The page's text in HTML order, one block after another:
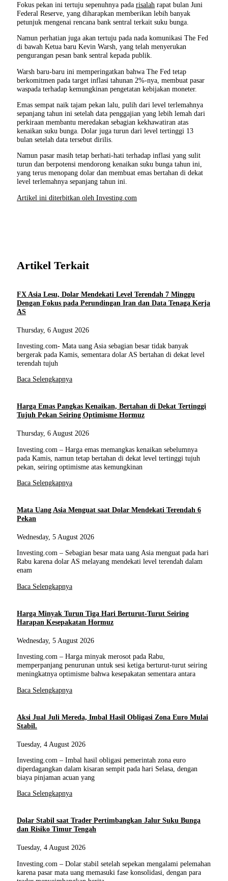
Fokus pekan ini tertuju sepenuhnya padarisalah rapat bulan Juni
Federal Reserve, yang diharapkan memberikan lebih banyak
petunjuk mengenai rencana bank sentral terkait suku bunga.
Namun perhatian juga akan tertuju pada nada komunikasi The Fed
di bawah Ketua baru Kevin Warsh, yang telah menyerukan
pengurangan pesan bank sentral kepada publik.
Warsh baru-baru ini memperingatkan bahwa The Fed tetap
berkomitmen pada target inflasi tahunan 2%-nya, membuat pasar
waspada terhadap kemungkinan pengetatan kebijakan moneter.
Emas sempat naik tajam pekan lalu, pulih dari level terlemahnya
sepanjang tahun ini setelah data penggajian yang lebih lemah dari
perkiraan membantu meredakan sebagian kekhawatiran atas
kenaikan suku bunga. Dolar juga turun dari level tertinggi 13
bulan setelah data tersebut dirilis.
Namun pasar masih tetap berhati-hati terhadap inflasi yang sulit
turun dan berpotensi mendorong kenaikan suku bunga tahun ini,
yang terus menopang dolar dan membuat emas bertahan di dekat
level terlemahnya sepanjang tahun ini.
Artikel ini diterbitkan oleh Investing.com
Artikel Terkait
FX Asia Lesu, Dolar Mendekati Level Terendah 7 Minggu
Dengan Fokus pada Perundingan Iran dan Data Tenaga Kerja
AS
Thursday, 6 August 2026
Investing.com- Mata uang Asia sebagian besar tidak banyak
bergerak pada Kamis, sementara dolar AS bertahan di dekat level
terendah tujuh
Baca Selengkapnya
Harga Emas Pangkas Kenaikan, Bertahan di Dekat Tertinggi
Tujuh Pekan Seiring Optimisme Hormuz
Thursday, 6 August 2026
Investing.com – Harga emas memangkas kenaikan sebelumnya
pada Kamis, namun tetap bertahan di dekat level tertinggi tujuh
pekan, seiring optimisme atas kemungkinan
Baca Selengkapnya
Mata Uang Asia Menguat saat Dolar Mendekati Terendah 6
Pekan
Wednesday, 5 August 2026
Investing.com – Sebagian besar mata uang Asia menguat pada hari
Rabu karena dolar AS melayang mendekati level terendah dalam
enam
Baca Selengkapnya
Harga Minyak Turun Tiga Hari Berturut-Turut Seiring
Harapan Kesepakatan Hormuz
Wednesday, 5 August 2026
Investing.com – Harga minyak merosot pada Rabu,
memperpanjang penurunan untuk sesi ketiga berturut-turut seiring
meningkatnya optimisme bahwa kesepakatan sementara antara
Baca Selengkapnya
Aksi Jual Juli Mereda, Imbal Hasil Obligasi Zona Euro Mulai
Stabil.
Tuesday, 4 August 2026
Investing.com – Imbal hasil obligasi pemerintah zona euro
diperdagangkan dalam kisaran sempit pada hari Selasa, dengan
biaya pinjaman acuan yang
Baca Selengkapnya
Dolar Stabil saat Trader Pertimbangkan Jalur Suku Bunga
dan Risiko Timur Tengah
Tuesday, 4 August 2026
Investing.com – Dolar stabil setelah sepekan mengalami pelemahan
karena pasar mata uang memasuki fase konsolidasi, dengan para